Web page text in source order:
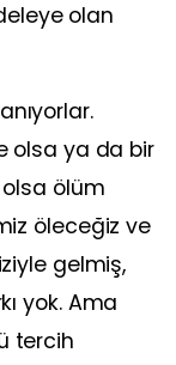
olan
olsa ya da bir
ölüm
öleceğiz ve
gelmiş,
yok. Ama
tercih